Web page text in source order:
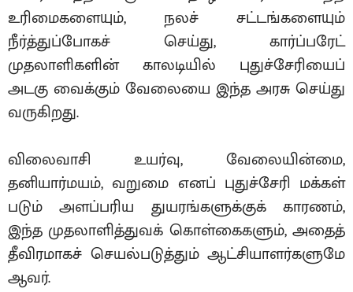
உரிமைகளையும், நலச் சட்டங்களையும்
நீர்த்துப்போகச் செய்து, கார்ப்பரேட்
முதலாளிகளின் காலடியில் புதுச்சேரியைப்
அடகு வைக்கும் வேலையை இந்த அரசு செய்து
வருகிறது.
விலைவாசி உயர்வு, வேலையின்மை,
தனியார்மயம், வறுமை எனப் புதுச்சேரி மக்கள்
படும் அளப்பரிய துயரங்களுக்குக் காரணம்,
இந்த முதலாளித்துவக் கொள்கைகளும், அதைத்
தீவிரமாகச் செயல்படுத்தும் ஆட்சியாளர்களுமே
ஆவர்.